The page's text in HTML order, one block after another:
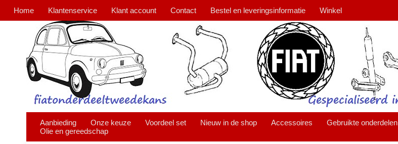
Home Klantenservice Klant account Contact Bestel en leveringsinformatie Winkel
Aanbieding Onze keuze Voordeel set Nieuw in de shop Accessoires Gebruikte onderdelen
Olie en gereedschap